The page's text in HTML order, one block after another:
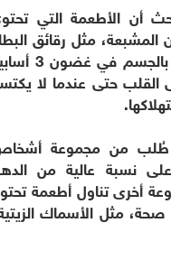
أن الأطعمة التي
المشبعة، مثل رقائق
قد تلحق
حتى عندما لا
طُلب من مجموعة
نسبة عالية من
أخرى تناول أطعمة
مثل الأسماك